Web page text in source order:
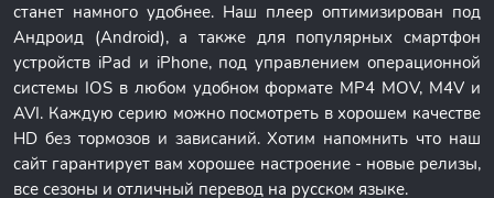
станет намного удобнее. Наш плеер оптимизирован под
Андроид (Android), а также для популярных смартфон
устройств iPad и iPhone, под управлением операционной
системы IOS в любом удобном формате MP4 MOV, M4V и
AVI. Каждую серию можно посмотреть в хорошем качестве
HD без тормозов и зависаний. Хотим напомнить что наш
сайт гарантирует вам хорошее настроение - новые релизы,
все сезоны и отличный перевод на русском языке.